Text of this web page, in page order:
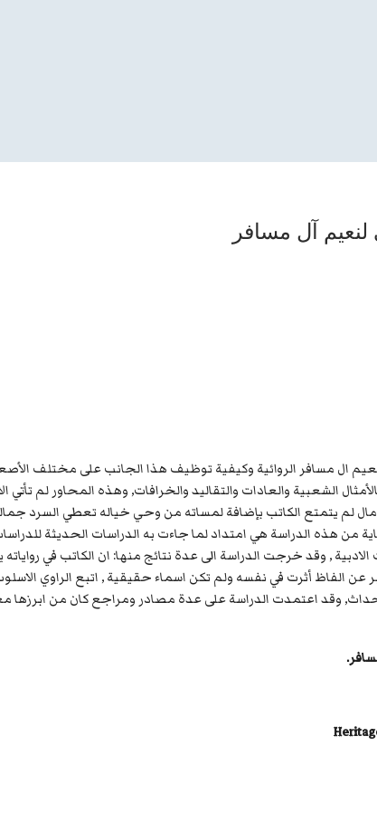
لنعيم آل مسافر
ال مسافر الروائية وكيفية توظيف هذا الجانب على مختلف
الشعبية والعادات والتقاليد والخرافات, وهذه المحاور لم
لم يتمتع الكاتب بإضافة لمساته من وحي خياله تعطي السرد
من هذه الدراسة هي امتداد لما جاءت به الدراسات الحديثة
, وقد خرجت الدراسة الى عدة نتائج منها: ان الكاتب في
الفاظ أثرت في نفسه ولم تكن اسماء حقيقية , اتبع الراوي
وقد اعتمدت الدراسة على عدة مصادر ومراجع كان من ابرزها